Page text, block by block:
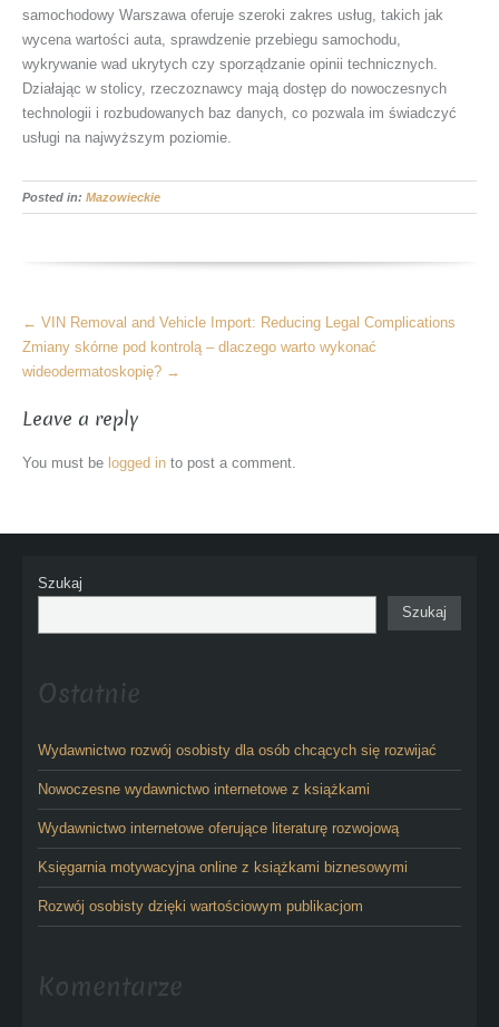
samochodowy Warszawa oferuje szeroki zakres usług, takich jak
wycena wartości auta, sprawdzenie przebiegu samochodu,
wykrywanie wad ukrytych czy sporządzanie opinii technicznych.
Działając w stolicy, rzeczoznawcy mają dostęp do nowoczesnych
technologii i rozbudowanych baz danych, co pozwala im świadczyć
usługi na najwyższym poziomie.
Posted in: Mazowieckie
More
Articles
← VIN Removal and Vehicle Import: Reducing Legal Complications
Zmiany skórne pod kontrolą – dlaczego warto wykonać
wideodermatoskopię? →
Leave a reply
You must be logged in to post a comment.
Szukaj
Szukaj
Ostatnie
Wydawnictwo rozwój osobisty dla osób chcących się rozwijać
Nowoczesne wydawnictwo internetowe z książkami
Wydawnictwo internetowe oferujące literaturę rozwojową
Księgarnia motywacyjna online z książkami biznesowymi
Rozwój osobisty dzięki wartościowym publikacjom
Komentarze